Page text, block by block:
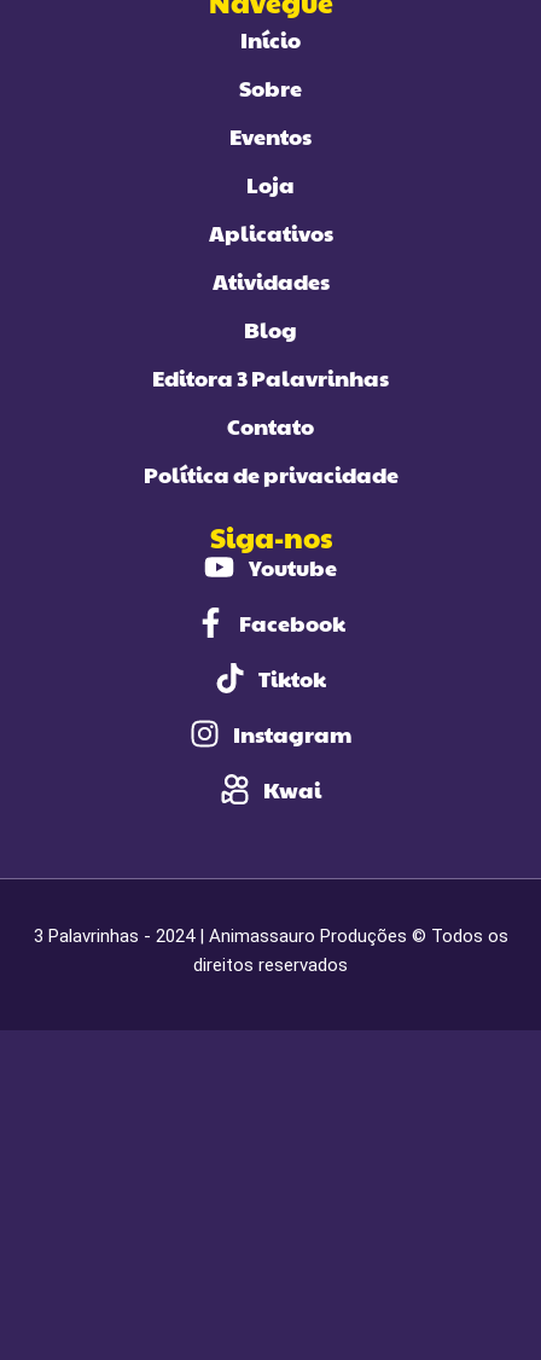
Contato
Siga-nos
Facebook
Tiktok
Instagram
Kwai
3 Palavrinhas - 2024 | Animassauro Produções © Todos os
direitos reservados